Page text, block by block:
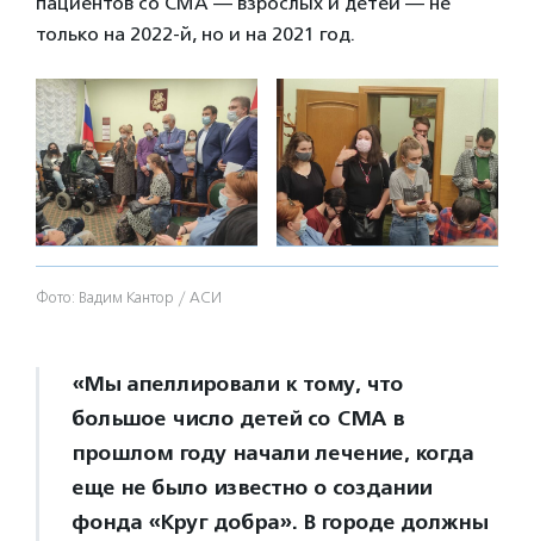
только на 2022-й, но и на 2021 год.
Фото: Вадим Кантор / АСИ
«Мы апеллировали к тому, что
большое число детей со СМА в
прошлом году начали лечение, когда
еще не было известно о создании
фонда «Круг добра». В городе должны